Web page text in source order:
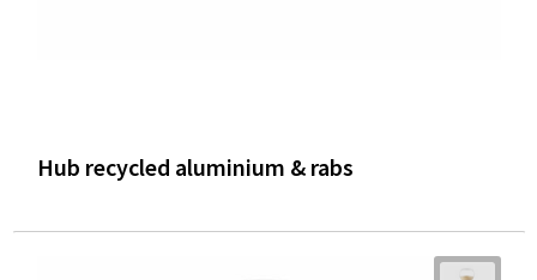
Hub recycled aluminium & rabs